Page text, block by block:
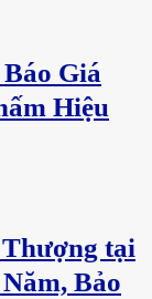
Giá
Hiệu
tại
Bảo